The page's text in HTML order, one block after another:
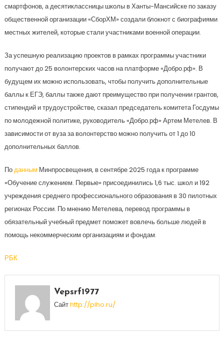
смартфонов, а десятиклассницы школы в Ханты-Мансийске по заказу
общественной организации «СборХМ» создали блокнот с биографиями
местных жителей, которые стали участниками военной операции.
За успешную реализацию проектов в рамках программы участники
получают до 25 волонтерских часов на платформе «Добро.рф». В
будущем их можно использовать, чтобы получить дополнительные
баллы к ЕГЭ, баллы также дают преимущество при получении грантов,
стипендий и трудоустройстве, сказал председатель комитета Госдумы
по молодежной политике, руководитель «Добро.рф» Артем Метелев. В
зависимости от вуза за волонтерство можно получить от 1 до 10
дополнительных баллов.
Поданным Минпросвещения, в сентябре 2025 года к программе
«Обучение служением. Первые» присоединились 1,6 тыс. школ и 192
учреждения среднего профессионального образования в 30 пилотных
регионах России. По мнению Метелева, перевод программы в
обязательный учебный предмет поможет вовлечь больше людей в
помощь некоммерческим организациям и фондам.
РБК
Vepsrf1977
Сайтhttp://plho.ru/